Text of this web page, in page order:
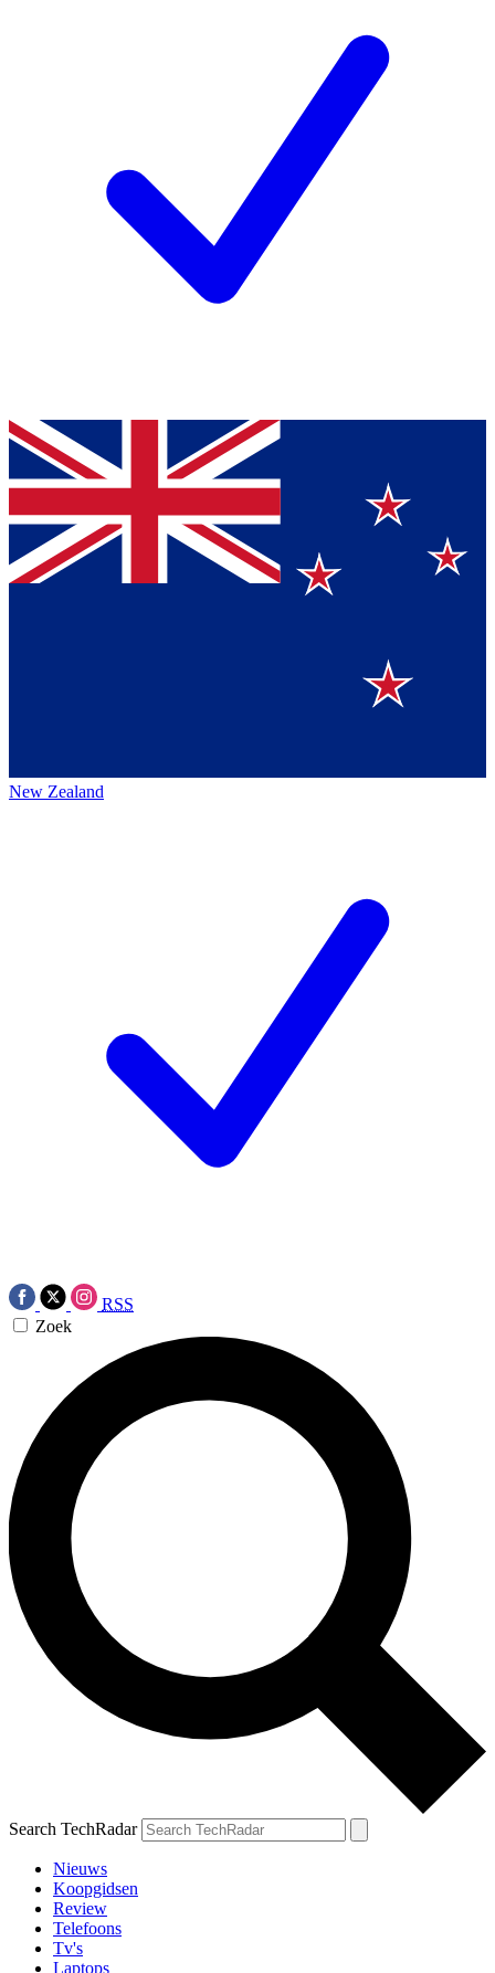
New Zealand
RSS
Zoek
Search TechRadar
Nieuws
Koopgidsen
Review
Telefoons
Tv's
Laptops